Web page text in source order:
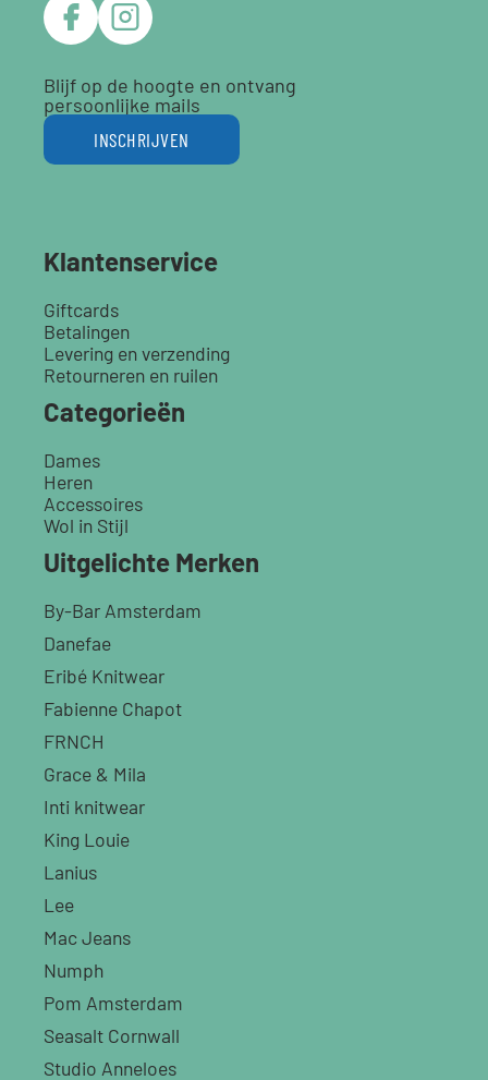
Blijf op de hoogte en ontvang
persoonlijke mails
INSCHRIJVEN
Klantenservice
Giftcards
Betalingen
Levering en verzending
Retourneren en ruilen
Categorieën
Dames
Heren
Accessoires
Wol in Stijl
Uitgelichte Merken
By-Bar Amsterdam
Danefae
Eribé Knitwear
Fabienne Chapot
FRNCH
Grace & Mila
Inti knitwear
King Louie
Lanius
Lee
Mac Jeans
Numph
Pom Amsterdam
Seasalt Cornwall
Studio Anneloes